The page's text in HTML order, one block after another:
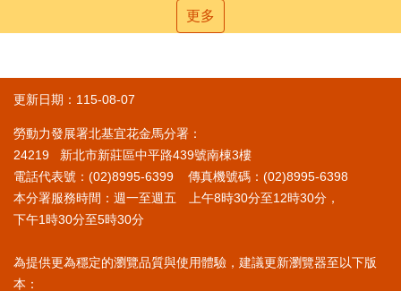
更多
更新日期：115-08-07
勞動力發展署北基宜花金馬分署：
24219 新北市新莊區中平路439號南棟3樓
電話代表號：(02)8995-6399 傳真機號碼：(02)8995-6398
本分署服務時間：週一至週五 上午8時30分至12時30分，
下午1時30分至5時30分
為提供更為穩定的瀏覽品質與使用體驗，建議更新瀏覽器至以下版
本：